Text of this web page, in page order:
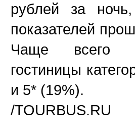
рублей за
показателей
Чаще всего
гостиницы
и 5* (19%).
/TOURBUS.RU